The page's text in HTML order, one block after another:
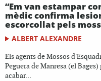
“Em van estampar
mèdic confirma
escorcollat pels
ALBERT ALEXANDRE
Els agents de Mossos
Peguera de Manresa (el
acabar...